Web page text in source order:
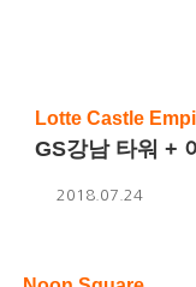
Lotte Castle
GS강남 타워 +
2018.07.24